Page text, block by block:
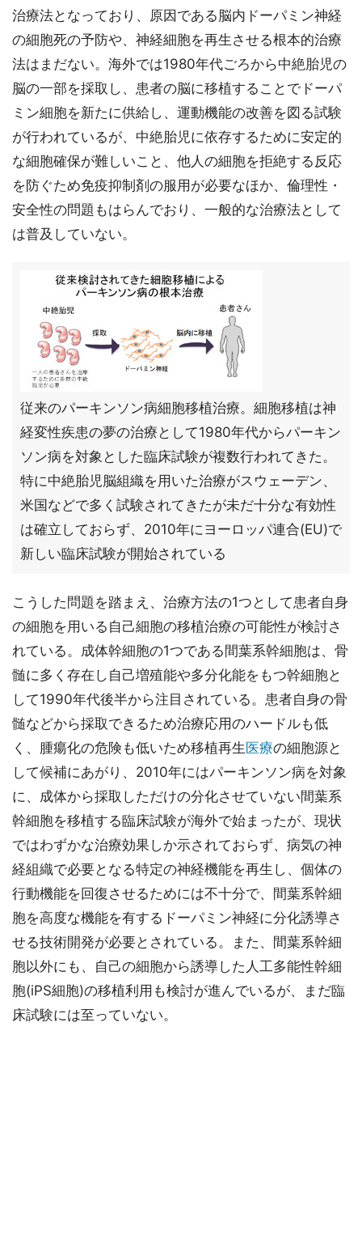
治療法となっており、原因である脳内ドーパミン神経
の細胞死の予防や、神経細胞を再生させる根本的治療
法はまだない。海外では1980年代ごろから中絶胎児の
脳の一部を採取し、患者の脳に移植することでドーパ
ミン細胞を新たに供給し、運動機能の改善を図る試験
が行われているが、中絶胎児に依存するために安定的
な細胞確保が難しいこと、他人の細胞を拒絶する反応
を防ぐため免疫抑制剤の服用が必要なほか、倫理性・
安全性の問題もはらんでおり、一般的な治療法として
は普及していない。
従来のパーキンソン病細胞移植治療。細胞移植は神
経変性疾患の夢の治療として1980年代からパーキン
ソン病を対象とした臨床試験が複数行われてきた。
特に中絶胎児脳組織を用いた治療がスウェーデン、
米国などで多く試験されてきたが未だ十分な有効性
は確立しておらず、2010年にヨーロッパ連合(EU)で
新しい臨床試験が開始されている
こうした問題を踏まえ、治療方法の1つとして患者自身
の細胞を用いる自己細胞の移植治療の可能性が検討さ
れている。成体幹細胞の1つである間葉系幹細胞は、骨
髄に多く存在し自己増殖能や多分化能をもつ幹細胞と
して1990年代後半から注目されている。患者自身の骨
髄などから採取できるため治療応用のハードルも低
く、腫瘍化の危険も低いため移植再生 医療の細胞源と
して候補にあがり、2010年にはパーキンソン病を対象
に、成体から採取しただけの分化させていない間葉系
幹細胞を移植する臨床試験が海外で始まったが、現状
ではわずかな治療効果しか示されておらず、病気の神
経組織で必要となる特定の神経機能を再生し、個体の
行動機能を回復させるためには不十分で、間葉系幹細
胞を高度な機能を有するドーパミン神経に分化誘導さ
せる技術開発が必要とされている。また、間葉系幹細
胞以外にも、自己の細胞から誘導した人工多能性幹細
胞(iPS細胞)の移植利用も検討が進んでいるが、まだ臨
床試験には至っていない。